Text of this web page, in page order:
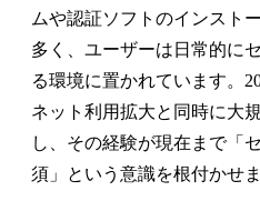
ムや認証ソフトのインスト
多く、ユーザーは日常的に
る環境に置かれています。
ネット利用拡大と同時に大
し、その経験が現在まで「
須」という意識を根付かせま